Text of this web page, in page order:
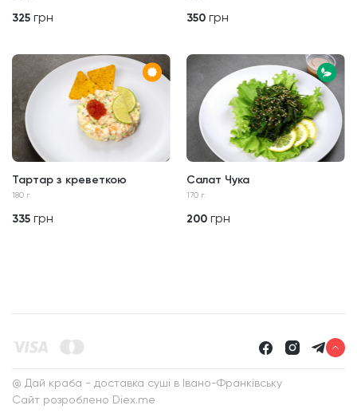
325 грн 350 грн
Тартар з креветкою
180 г.
335 грн
Салат Чука
170 г.
200 грн
@ Дай краба - доставка суші в Івано-Франківську
Сайт розроблено Diex.me